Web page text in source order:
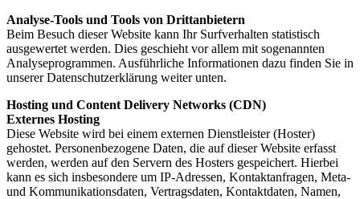
Analyse-Tools und Tools von Drittanbietern
Beim Besuch dieser Website kann Ihr Surfverhalten statistisch
ausgewertet werden. Dies geschieht vor allem mit sogenannten
Analyseprogrammen. Ausführliche Informationen dazu finden Sie in
unserer Datenschutzerklärung weiter unten.
Hosting und Content Delivery Networks (CDN)
Externes Hosting
Diese Website wird bei einem externen Dienstleister (Hoster)
gehostet. Personenbezogene Daten, die auf dieser Website erfasst
werden, werden auf den Servern des Hosters gespeichert. Hierbei
kann es sich insbesondere um IP-Adressen, Kontaktanfragen, Meta-
und Kommunikationsdaten, Vertragsdaten, Kontaktdaten, Namen,